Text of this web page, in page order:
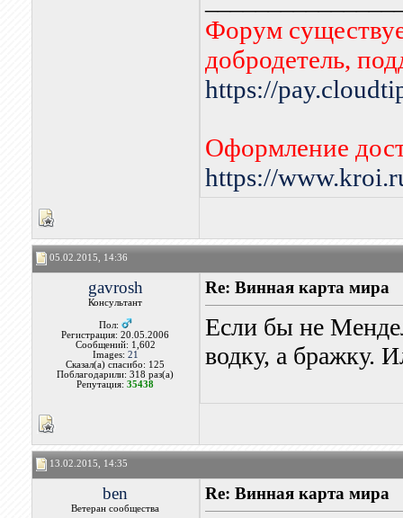
Форум
добродетель,
https://
Оформление
https://
05.02.2015, 14:36
gavrosh
Консультант
Пол:
Регистрация: 20.05.2006
Сообщений: 1,602
Images: 21
Сказал(а) спасибо: 125
Поблагодарили: 318 раз(а)
Репутация:35438
Re: Винная карта мира
Если бы не
водку, а бражку.
13.02.2015, 14:35
ben
Ветеран сообщества
Re: Винная карта мира